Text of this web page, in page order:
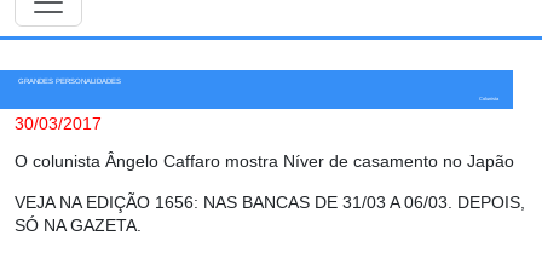
GRANDES PERSONALIDADES
Colunista
30/03/2017
O colunista Ângelo Caffaro mostra Níver de casamento no Japão
VEJA NA EDIÇÃO 1656: NAS BANCAS DE 31/03 A 06/03. DEPOIS,
SÓ NA GAZETA.